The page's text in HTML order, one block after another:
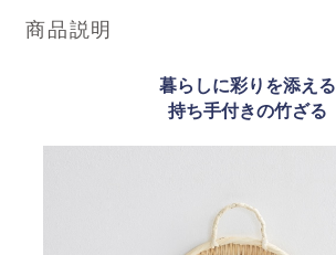
商品説明
暮らしに彩りを添える
持ち手付きの竹ざる